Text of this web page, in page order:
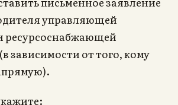
управляющей
ресурсоснабжающей
зависимости от того, кому